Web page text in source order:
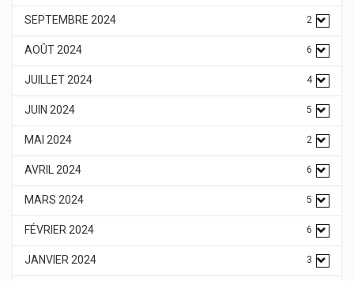
SEPTEMBRE 2024 2
AOÛT 2024 6
JUILLET 2024 4
JUIN 2024 5
MAI 2024 2
AVRIL 2024 6
MARS 2024 5
FÉVRIER 2024 6
JANVIER 2024 3